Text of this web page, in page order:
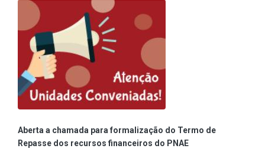
Aberta a chamada para formalização do Termo de
Repasse dos recursos financeiros do PNAE